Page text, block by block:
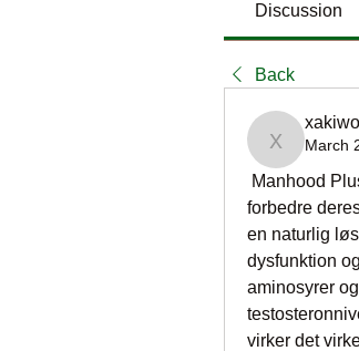
Discussion
Back
March
Manhood
forbedre
en naturlig
dysfunktion
aminosyrer
virker det